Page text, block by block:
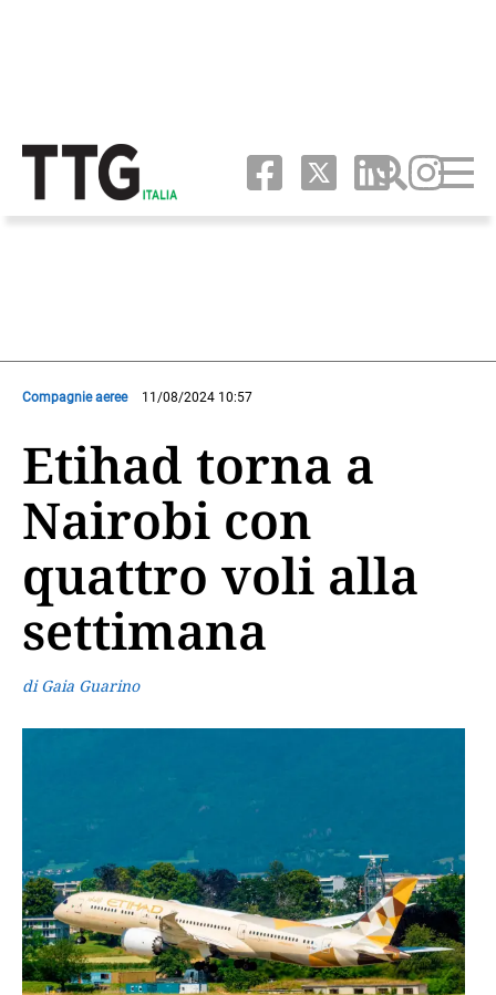
Compagnie aeree 11/08/2024 10:57
Etihad torna a
Nairobi con
quattro voli alla
settimana
di Gaia Guarino